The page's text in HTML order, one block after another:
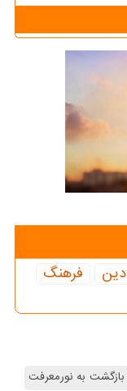
دین
فرهنگ
بازگشت به نورمعرفت